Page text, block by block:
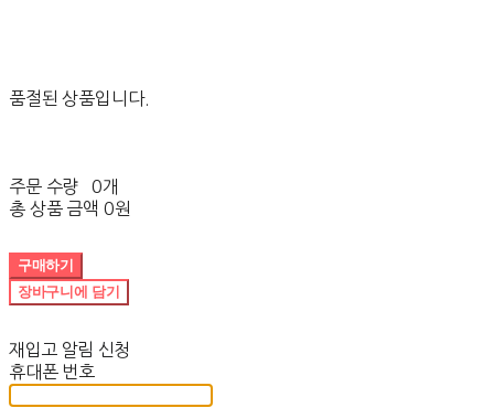
품절된 상품입니다.
주문 수량
0개
총 상품 금액 0원
구매하기
장바구니에 담기
재입고 알림 신청
휴대폰 번호